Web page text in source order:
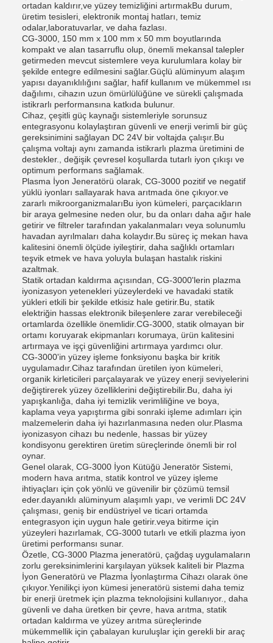
ortadan kaldırır,ve yüzey temizliğini artırmakBu durum,
üretim tesisleri, elektronik montaj hatları, temiz
odalar,laboratuvarlar, ve daha fazlası.
CG-3000, 150 mm x 100 mm x 50 mm boyutlarında
kompakt ve alan tasarruflu olup, önemli mekansal talepler
getirmeden mevcut sistemlere veya kurulumlara kolay bir
şekilde entegre edilmesini sağlar.Güçlü alüminyum alaşım
yapısı dayanıklılığını sağlar, hafif kullanım ve mükemmel ısı
dağılımı, cihazın uzun ömürlülüğüne ve sürekli çalışmada
istikrarlı performansına katkıda bulunur.
Cihaz, çeşitli güç kaynağı sistemleriyle sorunsuz
entegrasyonu kolaylaştıran güvenli ve enerji verimli bir güç
gereksinimini sağlayan DC 24V bir voltajda çalışır.Bu
çalışma voltajı aynı zamanda istikrarlı plazma üretimini de
destekler., değişik çevresel koşullarda tutarlı iyon çıkışı ve
optimum performans sağlamak.
Plasma İyon Jeneratörü olarak, CG-3000 pozitif ve negatif
yüklü iyonları sallayarak hava arıtmada öne çıkıyor.ve
zararlı mikroorganizmalarıBu iyon kümeleri, parçacıkların
bir araya gelmesine neden olur, bu da onları daha ağır hale
getirir ve filtreler tarafından yakalanmaları veya solunumlu
havadan ayrılmaları daha kolaydır.Bu süreç iç mekan hava
kalitesini önemli ölçüde iyileştirir, daha sağlıklı ortamları
teşvik etmek ve hava yoluyla bulaşan hastalık riskini
azaltmak.
Statik ortadan kaldırma açısından, CG-3000'lerin plazma
iyonizasyon yetenekleri yüzeylerdeki ve havadaki statik
yükleri etkili bir şekilde etkisiz hale getirir.Bu, statik
elektriğin hassas elektronik bileşenlere zarar verebileceği
ortamlarda özellikle önemlidir.CG-3000, statik olmayan bir
ortamı koruyarak ekipmanları korumaya, ürün kalitesini
artırmaya ve işçi güvenliğini artırmaya yardımcı olur.
CG-3000'in yüzey işleme fonksiyonu başka bir kritik
uygulamadır.Cihaz tarafından üretilen iyon kümeleri,
organik kirleticileri parçalayarak ve yüzey enerji seviyelerini
değiştirerek yüzey özelliklerini değiştirebilir.Bu, daha iyi
yapışkanlığa, daha iyi temizlik verimliliğine ve boya,
kaplama veya yapıştırma gibi sonraki işleme adımları için
malzemelerin daha iyi hazırlanmasına neden olur.Plasma
iyonizasyon cihazı bu nedenle, hassas bir yüzey
kondisyonu gerektiren üretim süreçlerinde önemli bir rol
oynar.
Genel olarak, CG-3000 İyon Kütüğü Jeneratör Sistemi,
modern hava arıtma, statik kontrol ve yüzey işleme
ihtiyaçları için çok yönlü ve güvenilir bir çözümü temsil
eder.dayanıklı alüminyum alaşımlı yapı, ve verimli DC 24V
çalışması, geniş bir endüstriyel ve ticari ortamda
entegrasyon için uygun hale getirir.veya bitirme için
yüzeyleri hazırlamak, CG-3000 tutarlı ve etkili plazma iyon
üretimi performansı sunar.
Özetle, CG-3000 Plazma jeneratörü, çağdaş uygulamaların
zorlu gereksinimlerini karşılayan yüksek kaliteli bir Plazma
İyon Generatörü ve Plazma İyonlaştırma Cihazı olarak öne
çıkıyor.Yenilikçi iyon kümesi jeneratörü sistemi daha temiz
bir enerji üretmek için plazma teknolojisini kullanıyor., daha
güvenli ve daha üretken bir çevre, hava arıtma, statik
ortadan kaldırma ve yüzey arıtma süreçlerinde
mükemmellik için çabalayan kuruluşlar için gerekli bir araç